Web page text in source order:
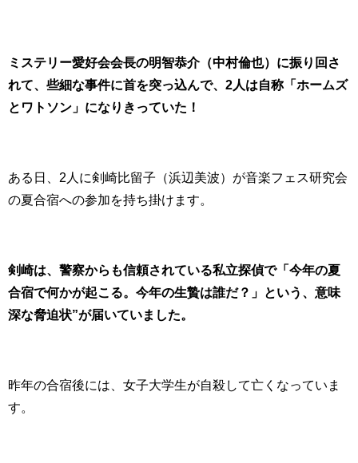
ミステリー愛好会会長の明智恭介（中村倫也）に振り回さ
れて、些細な事件に首を突っ込んで、2人は自称「ホームズ
とワトソン」になりきっていた！
ある日、2人に剣崎比留子（浜辺美波）が音楽フェス研究会
の夏合宿への参加を持ち掛けます。
剣崎は、警察からも信頼されている私立探偵で「今年の夏
合宿で何かが起こる。今年の生贄は誰だ？」という、意味
深な脅迫状”が届いていました。
昨年の合宿後には、女子大学生が自殺して亡くなっていま
す。